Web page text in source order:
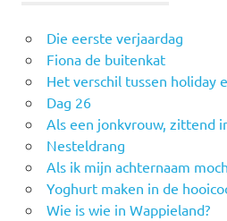
Die eerste verjaardag
Fiona de buitenkat
Het verschil tussen holiday
Dag 26
Als een jonkvrouw, zittend
Nesteldrang
Als ik mijn achternaam
Yoghurt maken in de
Wie is wie in Wappieland?